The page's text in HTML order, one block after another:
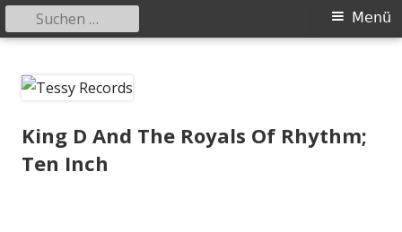
zum
Primäres
Menü
Suchen
nach:
King D And The Royals Of Rhythm;
Ten Inch